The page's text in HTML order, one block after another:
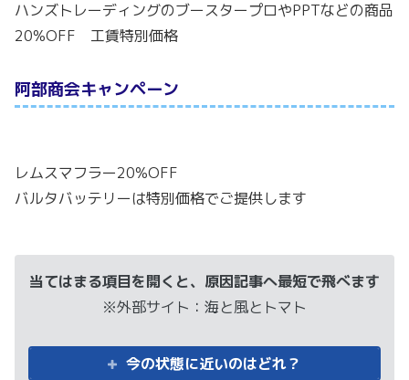
ハンズトレーディングのブースタープロやPPTなどの商品
20%OFF 工賃特別価格
阿部商会キャンペーン
レムスマフラー20%OFF
バルタバッテリーは特別価格でご提供します
当てはまる項目を開くと、原因記事へ最短で飛べます
※外部サイト：海と風とトマト
今の状態に近いのはどれ？